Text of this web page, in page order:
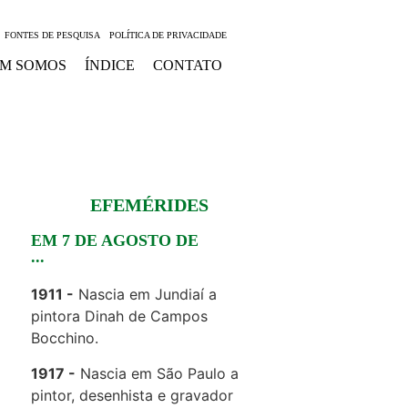
FONTES DE PESQUISA POLÍTICA DE PRIVACIDADE
SOMOS ÍNDICE CONTATO
EFEMÉRIDES
EM 7 DE AGOSTO DE
...
1911
Nascia em Jundiaí a
pintora Dinah de Campos
Bocchino.
1917
Nascia em São Paulo a
pintor, desenhista e gravador